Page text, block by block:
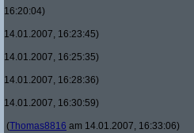
16:20:04)
14.01.2007, 16:23:45)
14.01.2007, 16:25:35)
14.01.2007, 16:28:36)
14.01.2007, 16:30:59)
(Thomas8816 am 14.01.2007, 16:33:06)